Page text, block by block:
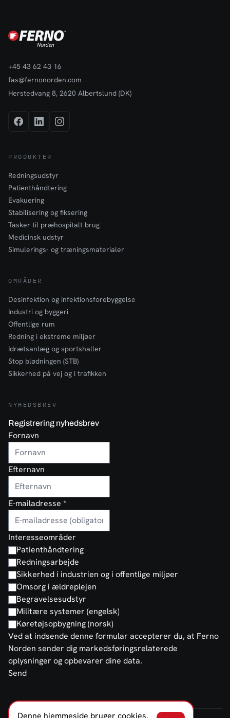
+45 43 62 43 16
fas@fernonorden.com
Herstedvang 8, 2620 Albertslund (DK)
PRODUKTER
Redningsudstyr
Patienthåndtering
Evakuering
Stabilisering og fiksering
Tasker til præhospitalt brug
Medicinsk udstyr
Simulerings- og træningsmaterialer
OMRÅDER
Desinfektion og infektionsforebyggelse
Industri og byggeri
Offentlige rum
Redning i ekstreme miljøer
Idrætsanlæg og sportshaller
Stop blødningen (STB)
Sikkerhed på vej og i trafikken
NYHEDSBREV
Registrering nyhedsbrev
Fornavn
Efternavn
E-mailadresse *
Interesseområder
Patienthåndtering
Redningsarbejde
Sikkerhed i industrien og i offentlige miljøer
Omsorg i ældreplejen
Begravelsesudstyr
Militære systemer (engelsk)
Køretøjsopbygning (norsk)
Ved at indsende denne formular accepterer du, at Ferno
Norden sender dig markedsføringsrelaterede
oplysninger og opbevarer dine data.
Send
Denne hjemmeside bruger cookies.